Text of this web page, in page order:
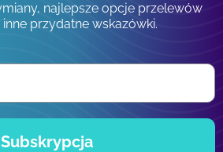
najlepsze opcje przelewów
przydatne wskazówki.
Subskrypcja